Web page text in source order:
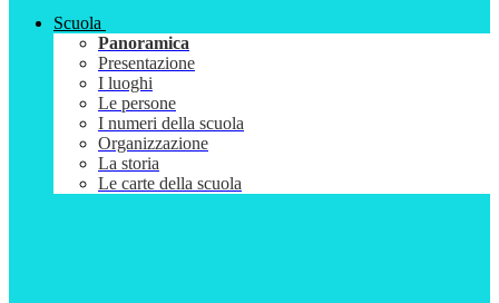
Scuola
Panoramica
Presentazione
I luoghi
Le persone
I numeri della scuola
Organizzazione
La storia
Le carte della scuola